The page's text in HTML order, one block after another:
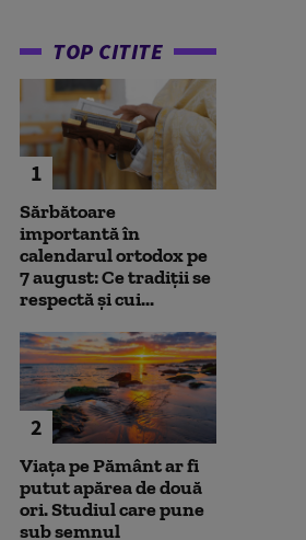
TOP CITITE
1
Sărbătoare
importantă în
calendarul ortodox pe
7 august: Ce tradiții se
respectă și cui...
2
Viața pe Pământ ar fi
putut apărea de două
ori. Studiul care pune
sub semnul